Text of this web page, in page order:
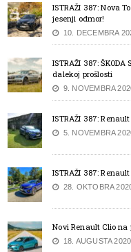
ISTRAŽI 387: Nova
jesenji odmor!
10. DECEMBRA
ISTRAŽI 387:
dalekoj prošlosti
9. NOVEMBRA
ISTRAŽI 387:
5. NOVEMBRA
ISTRAŽI 387:
28. OKTOBRA
Novi Renault Clio
18. AUGUSTA 2020.